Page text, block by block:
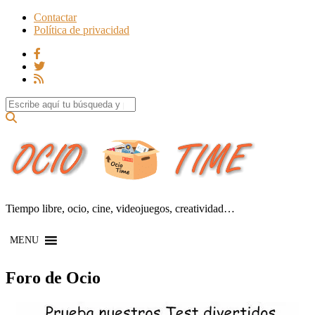
Contactar
Política de privacidad
Search for:
Tiempo libre, ocio, cine, videojuegos, creatividad…
MENU
Foro de Ocio